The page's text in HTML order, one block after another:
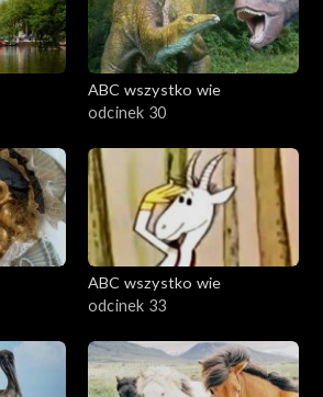
ABC wszystko wie
odcinek 30
ABC wszystko wie
odcinek 33